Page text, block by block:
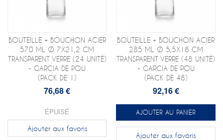
BOUTEILLE + BOUCHON ACIER
570 ML Ø 7X21,2 CM
TRANSPARENT VERRE (24 UNITÉ)
- GARCIA DE POU
(PACK DE 1)
76,68 €
ÉPUISÉ
Ajouter aux favoris
BOUTEILLE + BOUCHON ACIER
285 ML Ø 5,5X18 CM
TRANSPARENT VERRE (48 UNITÉ)
- GARCIA DE POU
(PACK DE 48)
92,16 €
AJOUTER AU PANIER
Ajouter aux favoris